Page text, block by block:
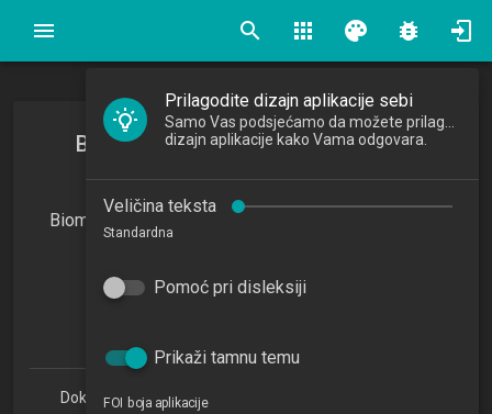
search apps palette bug_report
Biometrija i računalna forenzika u
informacijskim tehnologijama
Biometrics and Computer Forensics in Information
2025/2026
Doktorski studij Informacijske znanosti 1.1 (PDDSIZ)
Prilagodite dizajn aplikacije sebi
dizajn aplikacije kako Vama odgovara.
Veličina teksta
Standardna
Pomoć pri disleksiji
Prikaži tamnu temu
FOI boja aplikacije